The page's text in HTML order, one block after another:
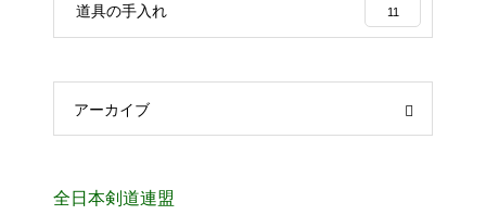
道具の手入れ 11
アーカイブ
全日本剣道連盟